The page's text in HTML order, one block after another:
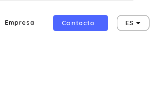
ES
Contacto
Empresa